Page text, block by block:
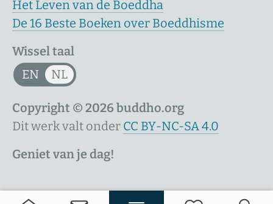
Het Leven van de Boeddha
De 16 Beste Boeken over Boeddhisme
Wissel taal
EN
NL
Copyright © 2026 buddho.org
Dit werk valt onder CC BY-NC-SA 4.0
Geniet van je dag!